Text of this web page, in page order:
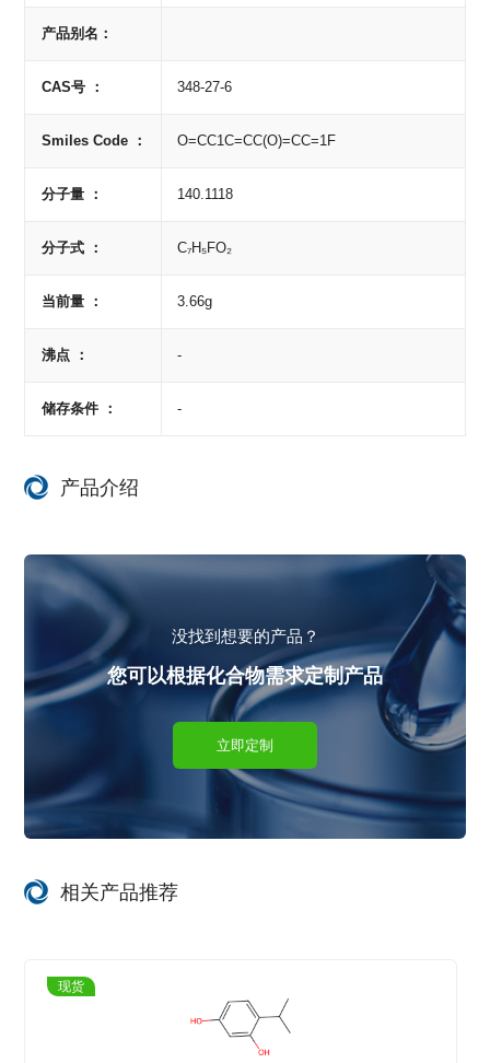
产品别名：
CAS号 ： 348-27-6
Smiles Code ： O=CC1C=CC(O)=CC=1F
分子量 ： 140.1118
分子式 ： C₇H₅FO₂
当前量 ： 3.66g
沸点 ： -
储存条件 ： -
产品介绍
没找到想要的产品？
您可以根据化合物需求定制产品
立即定制
相关产品推荐
现货